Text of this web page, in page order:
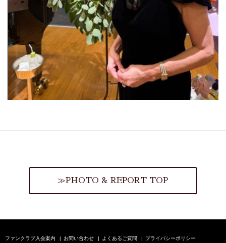
≫PHOTO & REPORT TOP
ファンクラブ入会案内 お問い合わせ よくあるご質問
プライバシーポリシー